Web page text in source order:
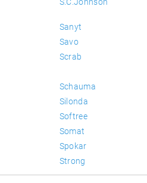
S.C.Johnson
Sanyt
Savo
Scrab
Schauma
Silonda
Softree
Somat
Spokar
Strong